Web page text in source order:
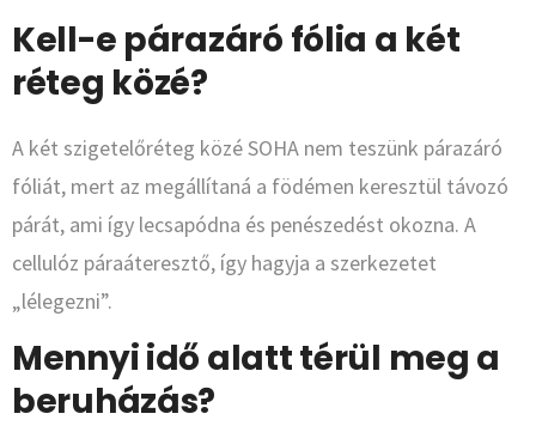
Kell-e párazáró fólia a két
réteg közé?
A két szigetelőréteg közé SOHA nem teszünk párazáró
fóliát, mert az megállítaná a födémen keresztül távozó
párát, ami így lecsapódna és penészedést okozna. A
cellulóz páraáteresztő, így hagyja a szerkezetet
„lélegezni”.
Mennyi idő alatt térül meg a
beruházás?